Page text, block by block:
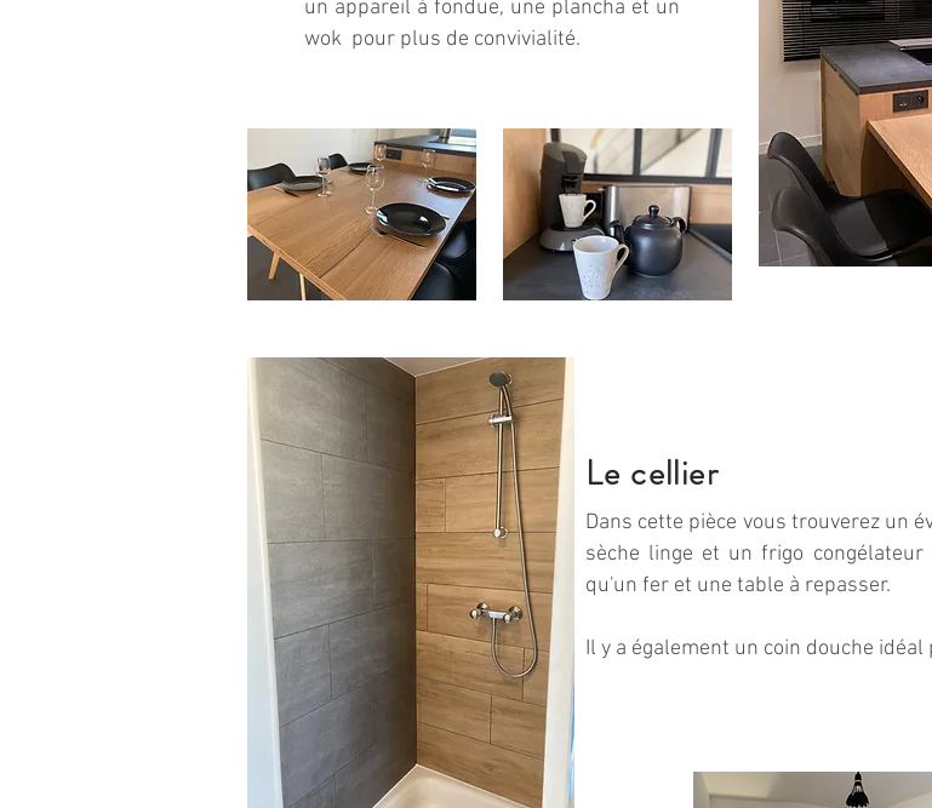
un appareil à fondue, une plancha et un
wok pour plus de convivialité.
Le cellier
Dans cette pièce vous trouverez un
sèche linge et un frigo
qu'un fer et une table à repasser.
Il y a également un coin douche